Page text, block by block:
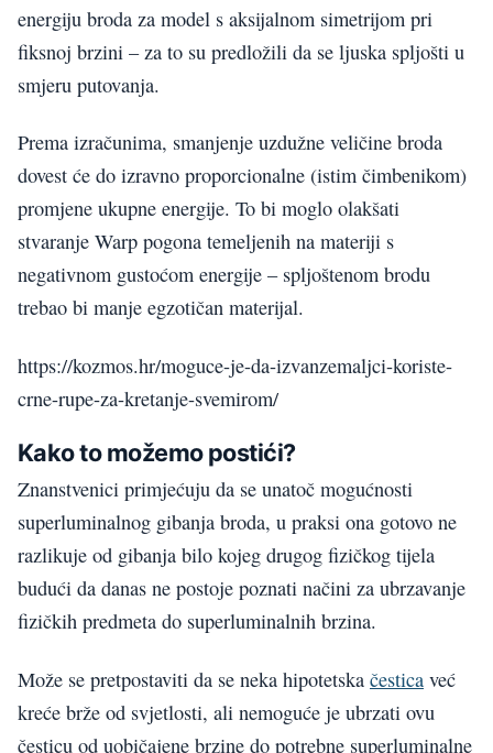
energiju broda za model s aksijalnom simetrijom pri
fiksnoj brzini – za to su predložili da se ljuska spljošti u
smjeru putovanja.
Prema izračunima, smanjenje uzdužne veličine broda
dovest će do izravno proporcionalne (istim čimbenikom)
promjene ukupne energije. To bi moglo olakšati
stvaranje Warp pogona temeljenih na materiji s
negativnom gustoćom energije – spljoštenom brodu
trebao bi manje egzotičan materijal.
https://kozmos.hr/moguce-je-da-izvanzemaljci-koriste-
crne-rupe-za-kretanje-svemirom/
Kako to možemo postići?
Znanstvenici primjećuju da se unatoč mogućnosti
superluminalnog gibanja broda, u praksi ona gotovo ne
razlikuje od gibanja bilo kojeg drugog fizičkog tijela
budući da danas ne postoje poznati načini za ubrzavanje
fizičkih predmeta do superluminalnih brzina.
Može se pretpostaviti da se neka hipotetska čestica već
kreće brže od svjetlosti, ali nemoguće je ubrzati ovu
česticu od uobičajene brzine do potrebne superluminalne